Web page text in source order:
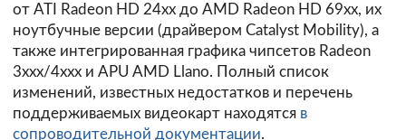
от ATI Radeon HD 24xx до AMD Radeon HD 69xx, их
ноутбучные версии (драйвером Catalyst Mobility), а
также интегрированная графика чипсетов Radeon
3xxx/4xxx и APU AMD Llano. Полный список
изменений, известных недостатков и перечень
поддерживаемых видеокарт находятся в
сопроводительной документации.